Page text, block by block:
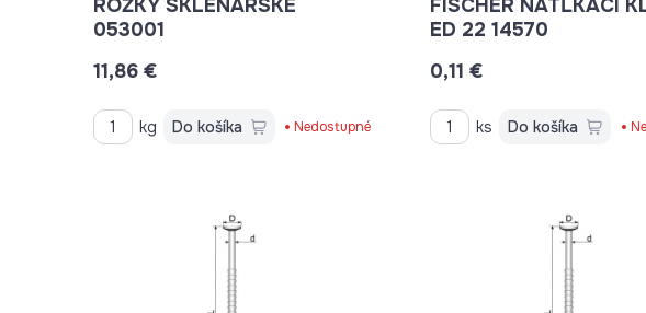
ROŽKY SKLENÁRSKE
053001
11,86 €
kg Do košíka Nedostupné
FISCHER NATĹKACÍ
ED 22 14570
0,11 €
ks Do košíka